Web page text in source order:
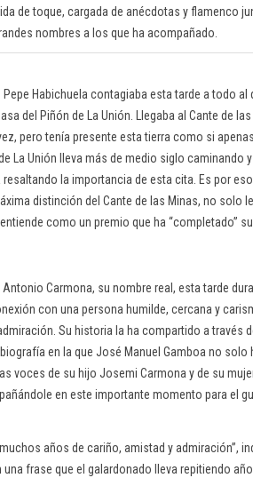
de toque, cargada de anécdotas y flamenco
nombres a los que ha acompañado.
Pepe Habichuela contagiaba esta tarde a todo al
del Piñón de La Unión. Llegaba al Cante de
pero tenía presente esta tierra como si
La Unión lleva más de medio siglo caminando
resaltando la importancia de esta cita. Es por
distinción del Cante de las Minas, no solo
como un premio que ha “completado”
Carmona, su nombre real, esta tarde
con una persona humilde, cercana y
Su historia la ha compartido a través
biografía en la que José Manuel Gamboa no
voces de su hijo Josemi Carmona y de su
en este importante momento para el
años de cariño, amistad y admiración”,
frase que el galardonado lleva repitiendo